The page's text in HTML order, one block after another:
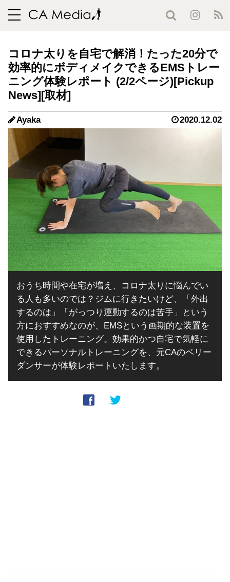
toggle
コロナ太りを自宅で解消！たった20分で
効率的にボディメイクできるEMSトレー
ニング体験レポート (2/2ページ)
Ayaka 2020.12.02
おうち時間や在宅が増え、コロナ太りに悩んでい
る人も多いのでは？ジムに行きたいけど、「外出
するのは」「がっつり運動するのは苦手」という
方におすすめなのが、EMSという画期的な装置を
使用したトレーニング。効果的かつ自宅で気軽に
できるパーソナルトレーニングを、元CAのベリー
ダンサーが体験レポートいたします。